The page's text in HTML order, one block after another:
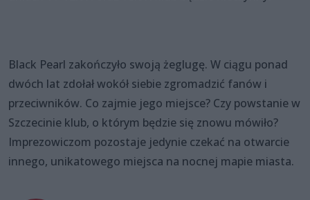
Black Pearl zakończyło swoją żeglugę. W ciągu ponad
dwóch lat zdołał wokół siebie zgromadzić fanów i
przeciwników. Co zajmie jego miejsce? Czy powstanie w
Szczecinie klub, o którym będzie się znowu mówiło?
Imprezowiczom pozostaje jedynie czekać na otwarcie
innego, unikatowego miejsca na nocnej mapie miasta.